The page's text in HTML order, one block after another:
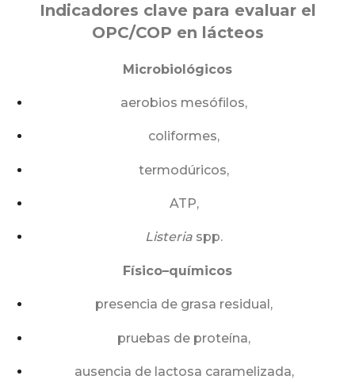
Indicadores clave para evaluar el
OPC/COP en lácteos
Microbiológicos
aerobios mesófilos,
coliformes,
termodúricos,
ATP,
Listeria spp.
Físico–químicos
presencia de grasa residual,
pruebas de proteína,
ausencia de lactosa caramelizada,